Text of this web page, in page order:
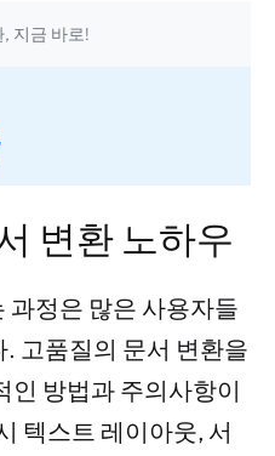
지금 바로!
변환 노하우
과정은 많은 사용자들
고품질의 문서 변환을
인 방법과 주의사항이
텍스트 레이아웃, 서